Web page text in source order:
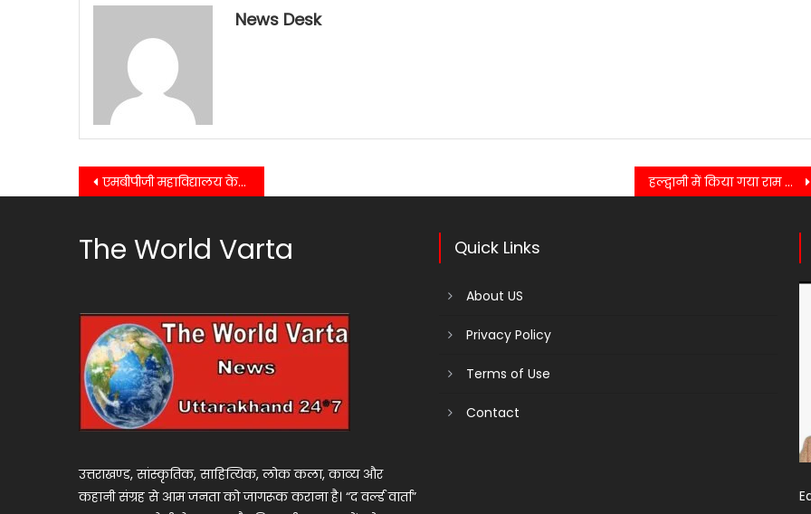
News Desk
Post
एमबीपीजी महाविद्यालय के गणित विभाग ने अपनी पहली विभागीय मैगजीन की लांच….. हल्द्वानी में किया गया राम बारात का भव्य आयोजन, भक्तों ने लिया बढ़-चढ़कर हिस्सा
The World Varta
उत्तराखण्ड, सांस्कृतिक, साहित्यिक, लोक कला, काव्य और
कहानी संग्रह से आम जनता को जागरूक कराना है। “द वर्ल्ड वार्ता”
Quick Links
About US
Privacy Policy
Terms of Use
Contact